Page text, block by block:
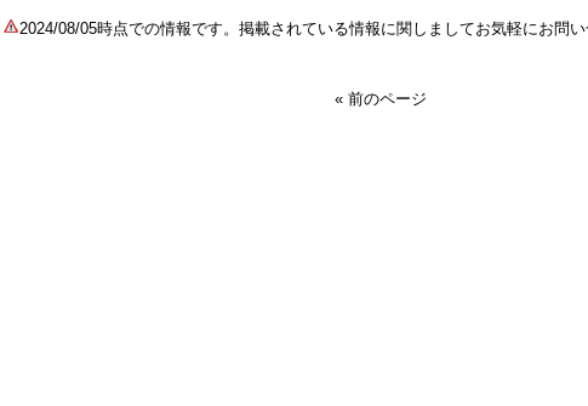
2024/08/05時点での情報です。掲載されている情報に関しましてお気軽にお問い
« 前のページ